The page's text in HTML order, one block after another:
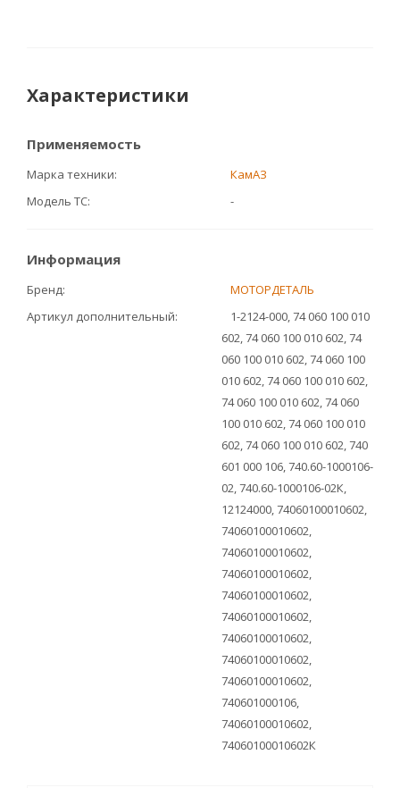
Характеристики
Применяемость
Марка техники
КамАЗ
Модель ТС
-
Информация
Бренд
МОТОРДЕТАЛЬ
Артикул дополнительный
1-2124-000, 74 060 100 010
602, 74 060 100 010 602, 74
060 100 010 602, 74 060 100
010 602, 74 060 100 010 602,
74 060 100 010 602, 74 060
100 010 602, 74 060 100 010
602, 74 060 100 010 602, 740
601 000 106, 740.60-1000106-
02, 740.60-1000106-02К,
12124000, 74060100010602,
74060100010602,
74060100010602,
74060100010602,
74060100010602,
74060100010602,
74060100010602,
74060100010602,
74060100010602,
740601000106,
74060100010602,
74060100010602К